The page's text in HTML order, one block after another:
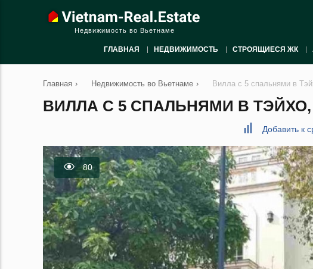
Недвижимость во Вьетнаме
ГЛАВНАЯ НЕДВИЖИМОСТЬ СТРОЯЩИЕСЯ ЖК
Главная › Недвижимость во Вьетнаме › Вилла с 5 спальнями в
ВИЛЛА С 5 СПАЛЬНЯМИ В
Добавить к
80